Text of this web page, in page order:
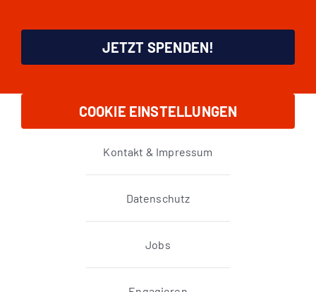
JETZT SPENDEN!
COOKIE EINSTELLUNGEN
Kontakt & Impressum
Datenschutz
Jobs